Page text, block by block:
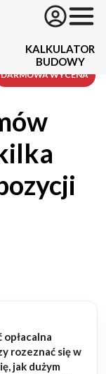
KALKULATOR
BUDOWY
rozeznać się w
jak dużym
DARMOWA WYCENA